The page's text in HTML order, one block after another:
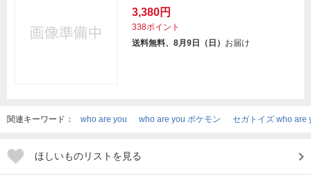
3,380円
338ポイント
送料無料、8月9日（日） お届け
関連キーワード： who are you who are you ポケモン セガトイズ who are
ほしいものリストを見る